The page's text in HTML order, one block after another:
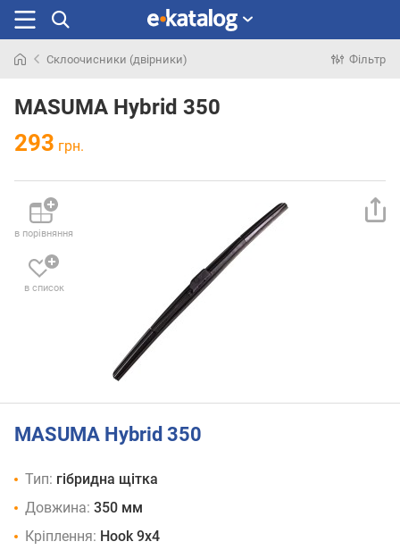
раніше
Склоочисники (двірники) Фільтр
MASUMA Hybrid 350
293 грн.
в порівняння
в список
MASUMA Hybrid 350
Тип: гібридна щітка
Довжина: 350 мм
Кріплення: Hook 9x4